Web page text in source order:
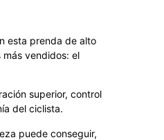
esta prenda de alto
vendidos: el
superior, control
del ciclista.
puede conseguir,